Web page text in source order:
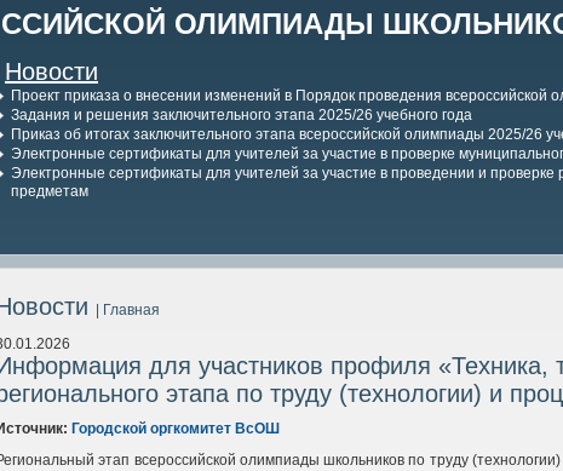
ОЛИМПИАДЫ
Новости
Проект приказа о внесении изменений в Порядок проведения всероссийской
Задания и решения заключительного этапа 2025/26 учебного года
Приказ об итогах заключительного этапа всероссийской олимпиады 2025/26
Электронные сертификаты для учителей за участие в проверке
Электронные сертификаты для учителей за участие в проведении и проверке
предметам
| Главная
для участников профиля «Техника,
этапа по труду (технологии) и
Городской оргкомитет ВсОШ
этап всероссийской олимпиады школьников по труду